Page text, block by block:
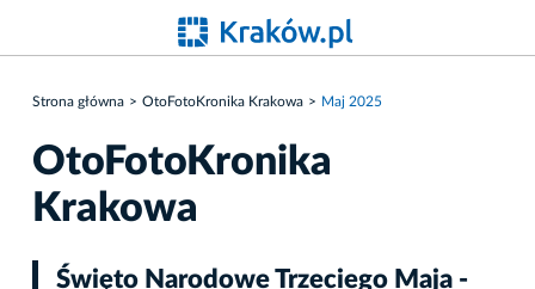
Strona główna OtoFotoKronika Krakowa Maj 2025
OtoFotoKronika
Krakowa
Święto Narodowe Trzeciego Maja -